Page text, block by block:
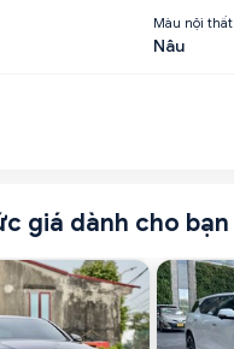
Màu nội thất
Nâu
giá dành cho bạn